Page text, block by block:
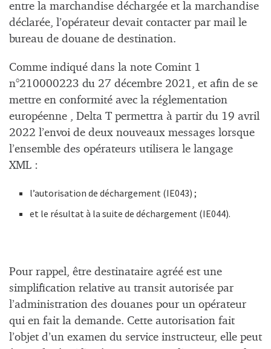
entre la marchandise déchargée et la marchandise
déclarée, l’opérateur devait contacter par mail le
bureau de douane de destination.
Comme indiqué dans la note Comint 1
n°210000223 du 27 décembre 2021, et afin de se
mettre en conformité avec la réglementation
européenne , Delta T permettra à partir du 19 avril
2022 l’envoi de deux nouveaux messages lorsque
l’ensemble des opérateurs utilisera le langage
XML :
l’autorisation de déchargement (IE043) ;
et le résultat à la suite de déchargement (IE044).
Pour rappel, être destinataire agréé est une
simplification relative au transit autorisée par
l’administration des douanes pour un opérateur
qui en fait la demande. Cette autorisation fait
l’objet d’un examen du service instructeur, elle peut